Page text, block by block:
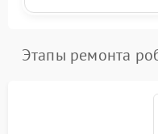
Этапы ремонта